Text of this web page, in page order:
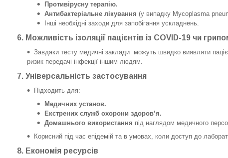
Противірусну терапію.
Антибактеріальне лікування (у випадку Mycoplasma
Інші необхідні заходи для запобігання ускладнень.
6. Можливість ізоляції пацієнтів із COVID-19 чи
Завдяки тесту медичні заклади можуть швидко виявляти
ризик передачі інфекції іншим людям.
7. Універсальність застосування
Підходить для:
Медичних установ.
Екстрених служб охорони здоров’я.
Домашнього використання під наглядом медичного
Корисний під час епідемій та в умовах, коли доступ до
8. Економія ресурсів